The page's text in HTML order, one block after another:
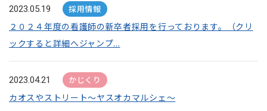
2023.05.19 採用情報
２０２４年度の看護師の新卒者採用を行っております。（クリ
ックすると詳細へジャンプ...
2023.04.21 かじくり
カオスやストリート～ヤスオカマルシェ～